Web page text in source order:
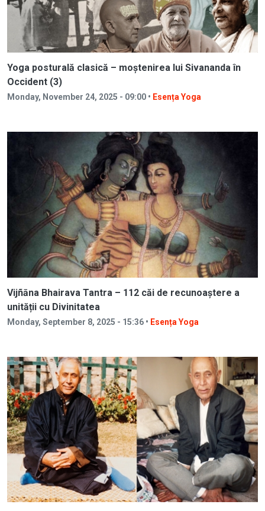
Yoga posturală clasică – moștenirea lui Sivananda în
Occident (3)
Monday, November 24, 2025 - 09:00 • Esența Yoga
Vijñāna Bhairava Tantra – 112 căi de recunoaștere a
unității cu Divinitatea
Monday, September 8, 2025 - 15:36 • Esența Yoga